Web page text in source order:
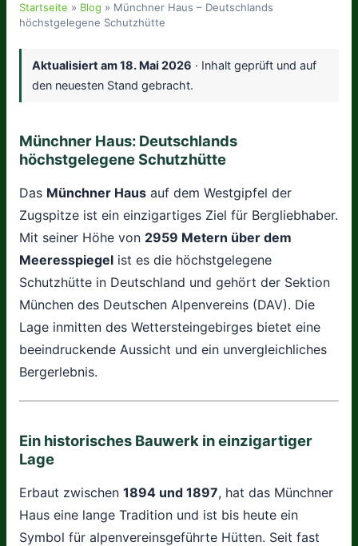
Startseite » Blog » Münchner Haus – Deutschlands
höchstgelegene Schutzhütte
Aktualisiert am18. Mai 2026 · Inhalt geprüft und auf
den neuesten Stand gebracht.
Münchner Haus: Deutschlands
höchstgelegene Schutzhütte
Das Münchner Haus auf dem Westgipfel der
Zugspitze ist ein einzigartiges Ziel für Bergliebhaber.
Mit seiner Höhe von 2959 Metern über dem
Meeresspiegel ist es die höchstgelegene
Schutzhütte in Deutschland und gehört der Sektion
München des Deutschen Alpenvereins (DAV). Die
Lage inmitten des Wettersteingebirges bietet eine
beeindruckende Aussicht und ein unvergleichliches
Bergerlebnis.
Ein historisches Bauwerk in einzigartiger
Lage
Erbaut zwischen 1894 und 1897, hat das Münchner
Haus eine lange Tradition und ist bis heute ein
Symbol für alpenvereinsgeführte Hütten. Seit fast